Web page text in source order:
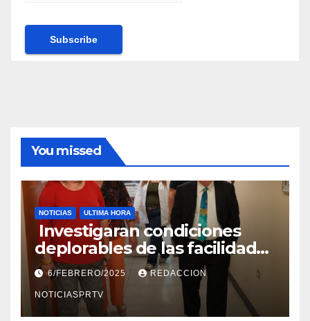
You missed
NOTICIAS ULTIMA HORA
Investigaran condiciones
deplorables de las facilidades
el Departamento de la Salud
en Mayagüez
6/FEBRERO/2025 REDACCION
NOTICIASPRTV